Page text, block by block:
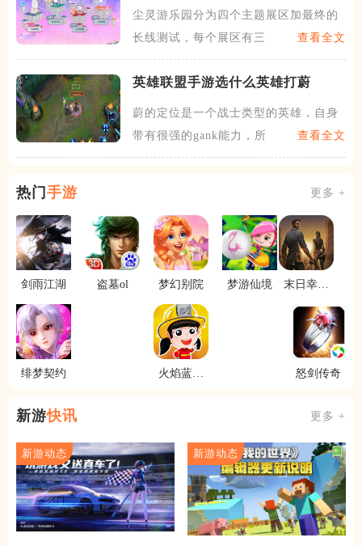
尘灵游乐园分为四个主题展区加最终的
长线测试，每个展区有三个营
查看全文
英雄联盟手游选什么英雄打蔚
蔚的定位是一个战士类型的英雄，自身
带有很强的gank能力，所
查看全文
热门 手游 更多 +
剑雨江湖 盗墓ol 梦幻别院 梦游仙境
末日幸存
绯梦契约
火焰蓝英
怒剑传奇
新游快讯 更多 +
新游动态 新游动态